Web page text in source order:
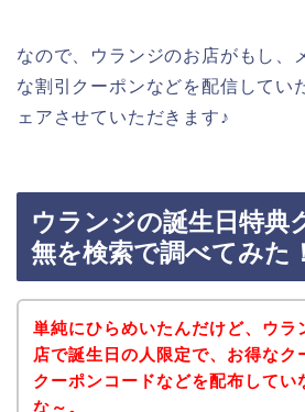
なので、ウランジのお店がもし、
な割引クーポンなどを配信してい
ェアさせていただきます♪
ウランジの誕生日特典
無を検索で調べてみた！
単純にひらめいたんだけど、ウラ
店で誕生日の人限定で、お得なク
クーポンコードなどを配布してい
な～。